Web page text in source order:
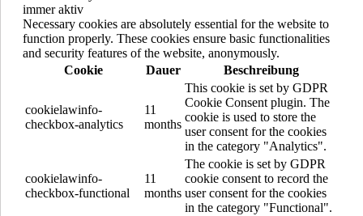
immer aktiv
Necessary cookies are absolutely essential for the website to
function properly. These cookies ensure basic functionalities
and security features of the website, anonymously.
Cookie
Dauer Beschreibung
cookielawinfo-
checkbox-analytics
11
months
This cookie is set by GDPR
Cookie Consent plugin. The
cookie is used to store the
user consent for the cookies
in the category "Analytics".
cookielawinfo-
checkbox-functional
11
months
The cookie is set by GDPR
cookie consent to record the
user consent for the cookies
in the category "Functional".